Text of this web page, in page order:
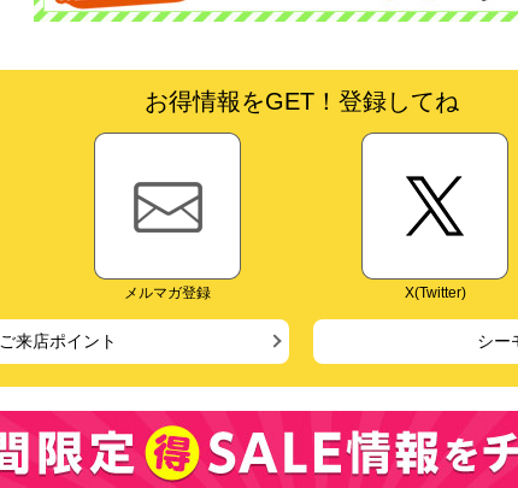
お得情報をGET！登録してね
メルマガ登録 X(Twitter)
ご来店ポイント シー